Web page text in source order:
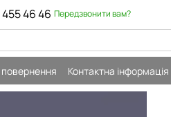
46 46 Передзвонити вам?
Контактна інформація